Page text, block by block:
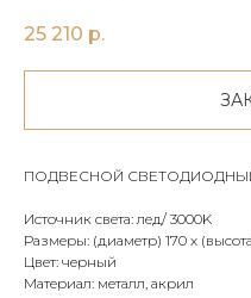
25 210 р.
ПОДВЕСНОЙ
Источник света: лед/ 3000K
Размеры: (диаметр) 170 х
Цвет: черный
Материал: металл, акрил